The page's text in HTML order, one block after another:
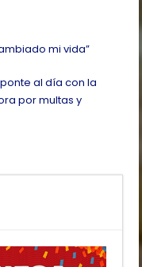
mi vida”
al día con la
por multas y